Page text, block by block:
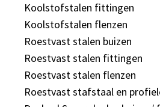
Koolstofstalen fittingen
Koolstofstalen flenzen
Roestvast stalen buizen
Roestvast stalen fittingen
Roestvast stalen flenzen
Roestvast stafstaal en